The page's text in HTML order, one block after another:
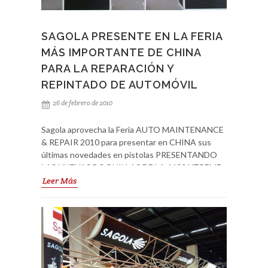
SAGOLA PRESENTE EN LA FERIA
MÁS IMPORTANTE DE CHINA
PARA LA REPARACIÓN Y
REPINTADO DE AUTOMÓVIL
26 de febrero de 2010
Sagola aprovecha la Feria AUTO MAINTENANCE
& REPAIR 2010 para presentar en CHINA sus
últimas novedades en pistolas PRESENTANDO
LAS NUEVAS BOQUILLAS DE LA 4400 XTREME
y la NUEVA PISTOLA 3300 PRO, que según
los usuarios finales, tuvieron muy buena acogida.
ESTAMOS HACIENDO UN GRAN ESFUERZO EN
CHINA, SABEMOS LO IMPORTANTE DE SU
MERCADO Y EL CRECIMIENTO EN PINTURA AL
AGUA que está teniendo actualmente. Con esta
Leer Más